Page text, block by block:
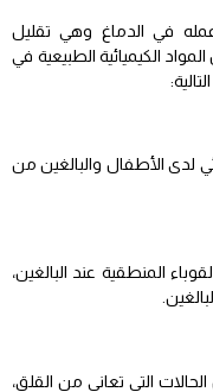
في الدماغ وهي تقليل
الكيميائية الطبيعية في
لدى الأطفال والبالغين من
المنطقية عند البالغين،
التي تعاني من القلق،